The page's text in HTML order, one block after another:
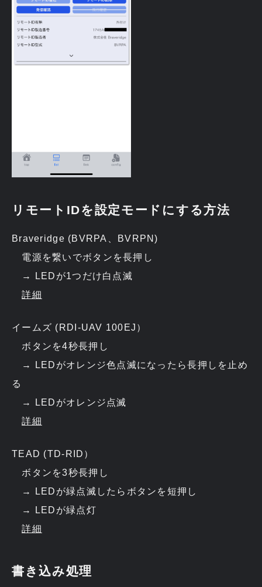
リモートIDを設定モードにする方法
Braveridge (BVRPA、BVRPN)
電源を繋いでボタンを長押し
→ LEDが1つだけ白点滅
詳細
イームズ (RDI-UAV 100EJ）
ボタンを4秒長押し
→ LEDがオレンジ色点滅になったら長押しを止め
る
→ LEDがオレンジ点滅
詳細
TEAD (TD-RID）
ボタンを3秒長押し
→ LEDが緑点滅したらボタンを短押し
→ LEDが緑点灯
詳細
書き込み処理